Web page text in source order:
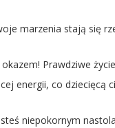
marzenia stają się
Prawdziwe
energii, co
niepokornym